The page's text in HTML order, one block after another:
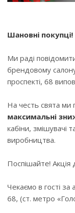
Шановні покупці!
Ми раді
брендовому
проспекті, 68
На честь свята ми
максимальні
кабіни, змішувачі
виробництва.
Поспішайте! Акція
Чекаємо в гості за
68, (ст. метро